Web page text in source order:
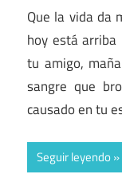
Que la vida da
hoy está
tu amigo,
sangre que
causado en tu
Seguir leyendo